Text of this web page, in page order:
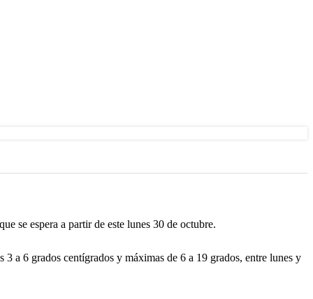
se espera a partir de este lunes 30 de octubre.
a 6 grados centígrados y máximas de 6 a 19 grados, entre lunes y